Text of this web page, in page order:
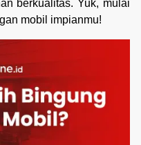
berkualitas. Yuk, mulai
mobil impianmu!